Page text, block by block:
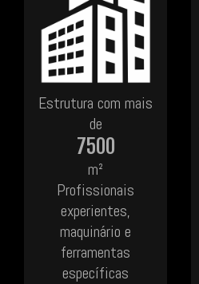
Estrutura com mais
de
7500
m²
Profissionais
experientes,
maquinário e
ferramentas
específicas